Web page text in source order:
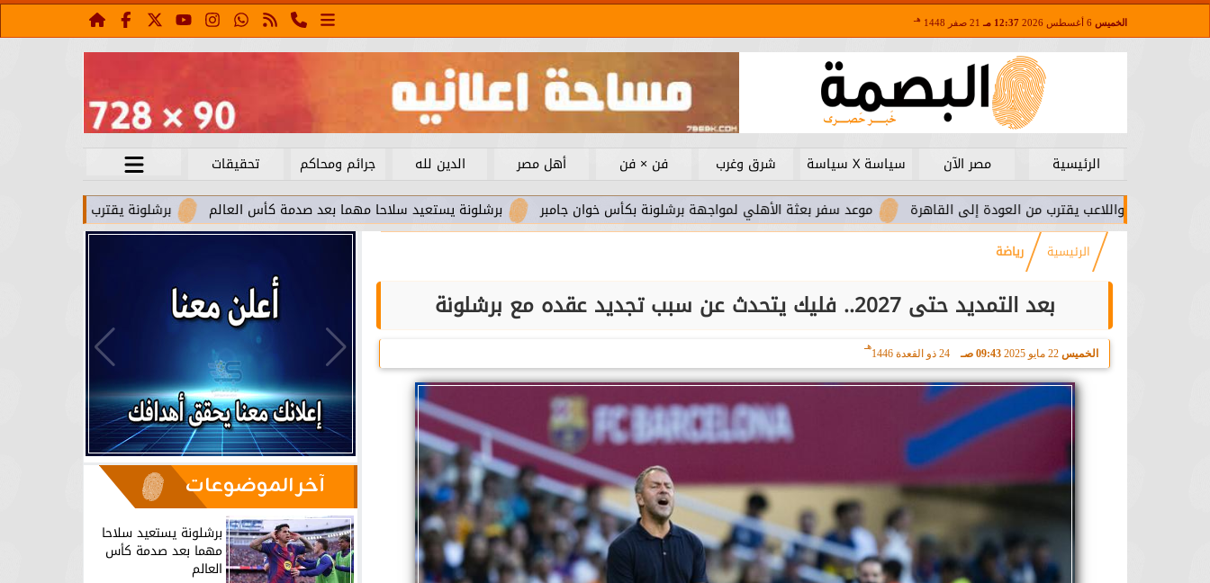
الخميس 12:37 مـ 21 صفر 1448 هـ
الرئيسية مصر الآن سياسة X سياسة شرق وغرب فن × فن أهل مصر الدين لله جرائم ومحاكم
تحقيقات
برشلونة يقترب من استعادة جواو كانسيلو
برشلونة يستعيد سلاحا مهما بعد صدمة كأس العالم موعد سفر بعثة الأهلي لمواجهة برشلونة بكأس خوان جامبر واللاعب يقترب من العودة إلى القاهرة
الرئيسية رياضة
بعد التمديد حتى 2027.. فليك يتحدث عن سبب تجديد عقده مع برشلونة
الخميس 22 مايو 2025 09:43 صـ 24 ذو القعدة 1446
هـ
آخر الموضوعات
برشلونة يستعيد سلاحا
مهما بعد صدمة كأس
العالم